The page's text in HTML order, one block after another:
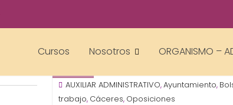
Cursos Nosotros ORGANISMO –
28
academiacumlaudeoposiciones
AUXILIAR ADMINISTRATIVO,Ayuntamiento,
trabajo, Cáceres, Oposiciones